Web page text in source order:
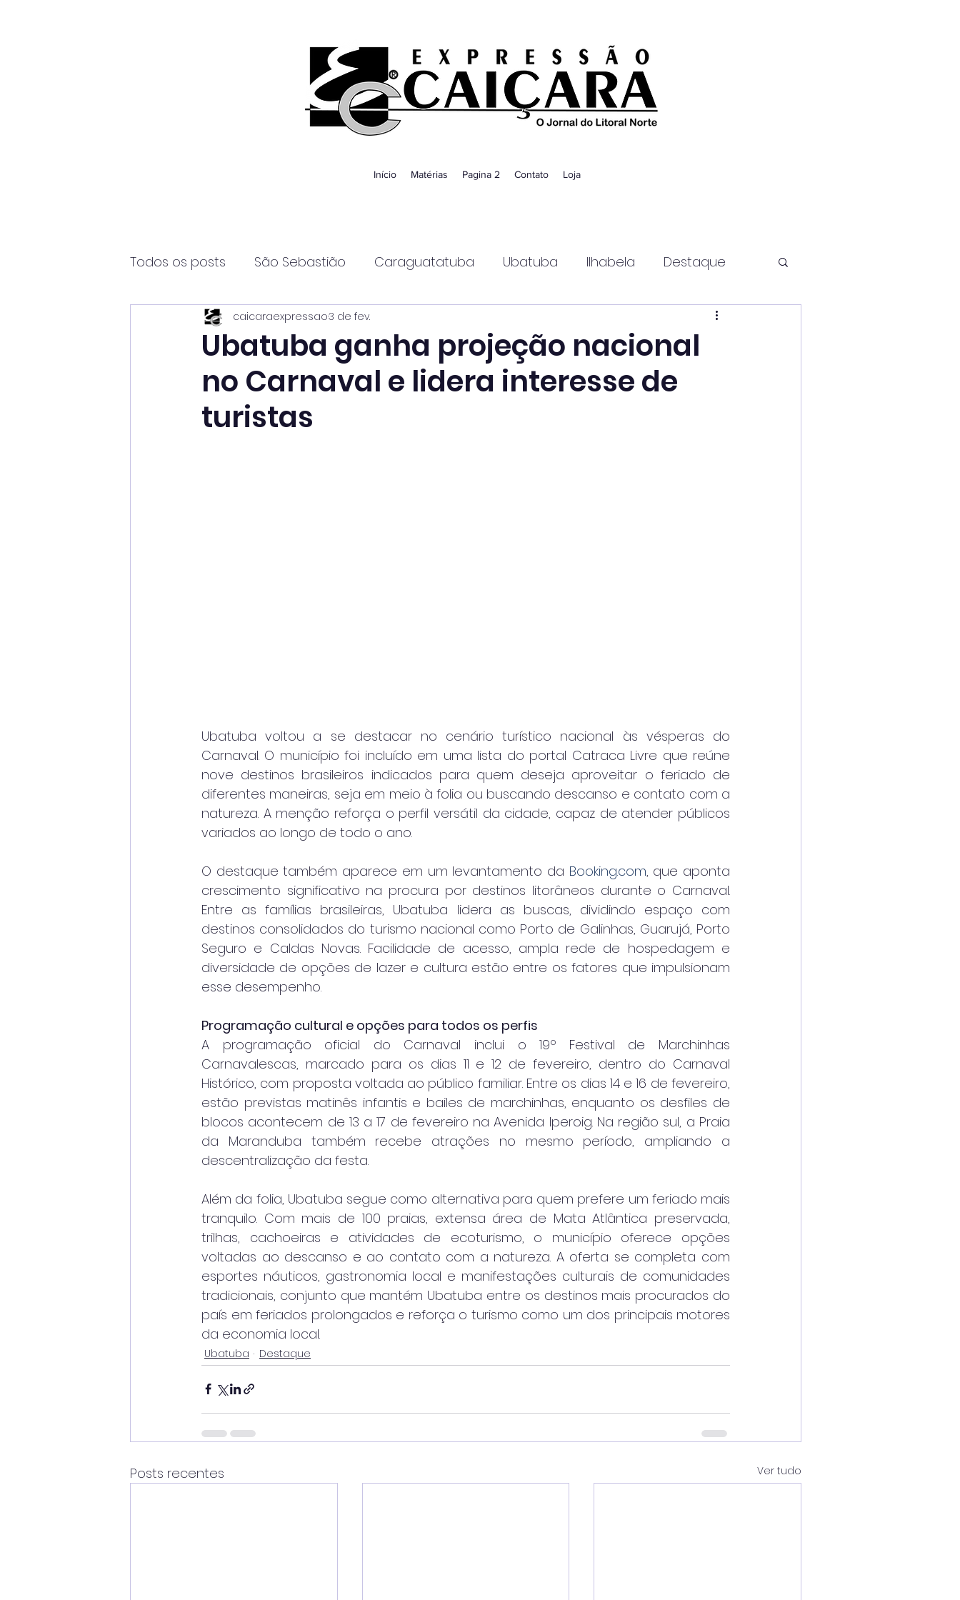
Início Matérias Pagina 2 Contato Loja
Todos os posts São Sebastião Caraguatatuba Ubatuba Ilhabela Destaque
Página2 Itanhaém Guaratinguetá
Ubatuba ganha projeção nacional
no Carnaval e lidera interesse de
turistas
caicaraexpressao3 de fev.
Ubatuba voltou a se destacar no cenário turístico nacional às vésperas do
Carnaval. O município foi incluído em uma lista do portal Catraca Livre que reúne
nove destinos brasileiros indicados para quem deseja aproveitar o feriado de
diferentes maneiras, seja em meio à folia ou buscando descanso e contato com a
natureza. A menção reforça o perfil versátil da cidade, capaz de atender públicos
variados ao longo de todo o ano.
O destaque também aparece em um levantamento da Booking.com, que aponta
crescimento significativo na procura por destinos litorâneos durante o Carnaval.
Entre as famílias brasileiras, Ubatuba lidera as buscas, dividindo espaço com
destinos consolidados do turismo nacional como Porto de Galinhas, Guarujá, Porto
Seguro e Caldas Novas. Facilidade de acesso, ampla rede de hospedagem e
diversidade de opções de lazer e cultura estão entre os fatores que impulsionam
esse desempenho.
Programação cultural e opções para todos os perfis
A programação oficial do Carnaval inclui o 19º Festival de Marchinhas
Carnavalescas, marcado para os dias 11 e 12 de fevereiro, dentro do Carnaval
Histórico, com proposta voltada ao público familiar. Entre os dias 14 e 16 de fevereiro,
estão previstas matinês infantis e bailes de marchinhas, enquanto os desfiles de
blocos acontecem de 13 a 17 de fevereiro na Avenida Iperoig. Na região sul, a Praia
da Maranduba também recebe atrações no mesmo período, ampliando a
descentralização da festa.
Além da folia, Ubatuba segue como alternativa para quem prefere um feriado mais
tranquilo. Com mais de 100 praias, extensa área de Mata Atlântica preservada,
trilhas, cachoeiras e atividades de ecoturismo, o município oferece opções
voltadas ao descanso e ao contato com a natureza. A oferta se completa com
esportes náuticos, gastronomia local e manifestações culturais de comunidades
tradicionais, conjunto que mantém Ubatuba entre os destinos mais procurados do
país em feriados prolongados e reforça o turismo como um dos principais motores
da economia local.
Ubatuba Destaque
Posts recentes Ver tudo